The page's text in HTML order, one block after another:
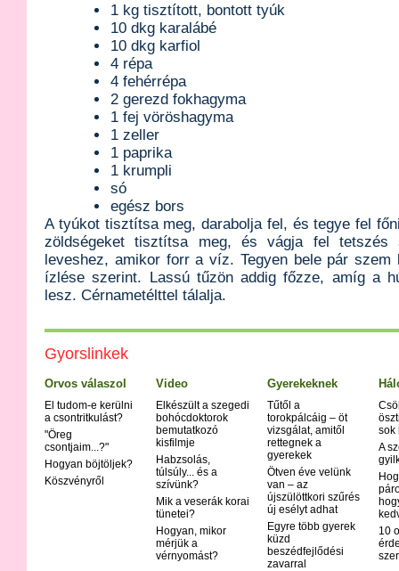
1 kg tisztított, bontott tyúk
10 dkg karalábé
10 dkg karfiol
4 répa
4 fehérrépa
2 gerezd fokhagyma
1 fej vöröshagyma
1 zeller
1 paprika
1 krumpli
só
egész bors
A tyúkot tisztítsa meg, darabolja fel, és tegye fel
zöldségeket tisztítsa meg, és vágja fel tetszés
leveshez, amikor forr a víz. Tegyen bele pár szem
ízlése szerint. Lassú tűzön addig főzze, amíg a
lesz. Cérnametélttel tálalja.
Gyorslinkek
Orvos válaszol
El tudom-e kerülni
a csontritkulást?
"Öreg
csontjaim...?"
Hogyan böjtöljek?
Köszvényről
Video
Elkészült a szegedi
bohócdoktorok
bemutatkozó
kisfilmje
Habzsolás,
túlsúly... és a
szívünk?
Mik a veserák korai
tünetei?
Hogyan, mikor
mérjük a
vérnyomást?
Gyerekeknek
Tűtől a
torokpálcáig – öt
vizsgálat, amitől
rettegnek a
gyerekek
Ötven éve velünk
van – az
újszülöttkori szűrés
új esélyt adhat
Egyre több gyerek
küzd
beszédfejlődési
zavarral
sok
A
10